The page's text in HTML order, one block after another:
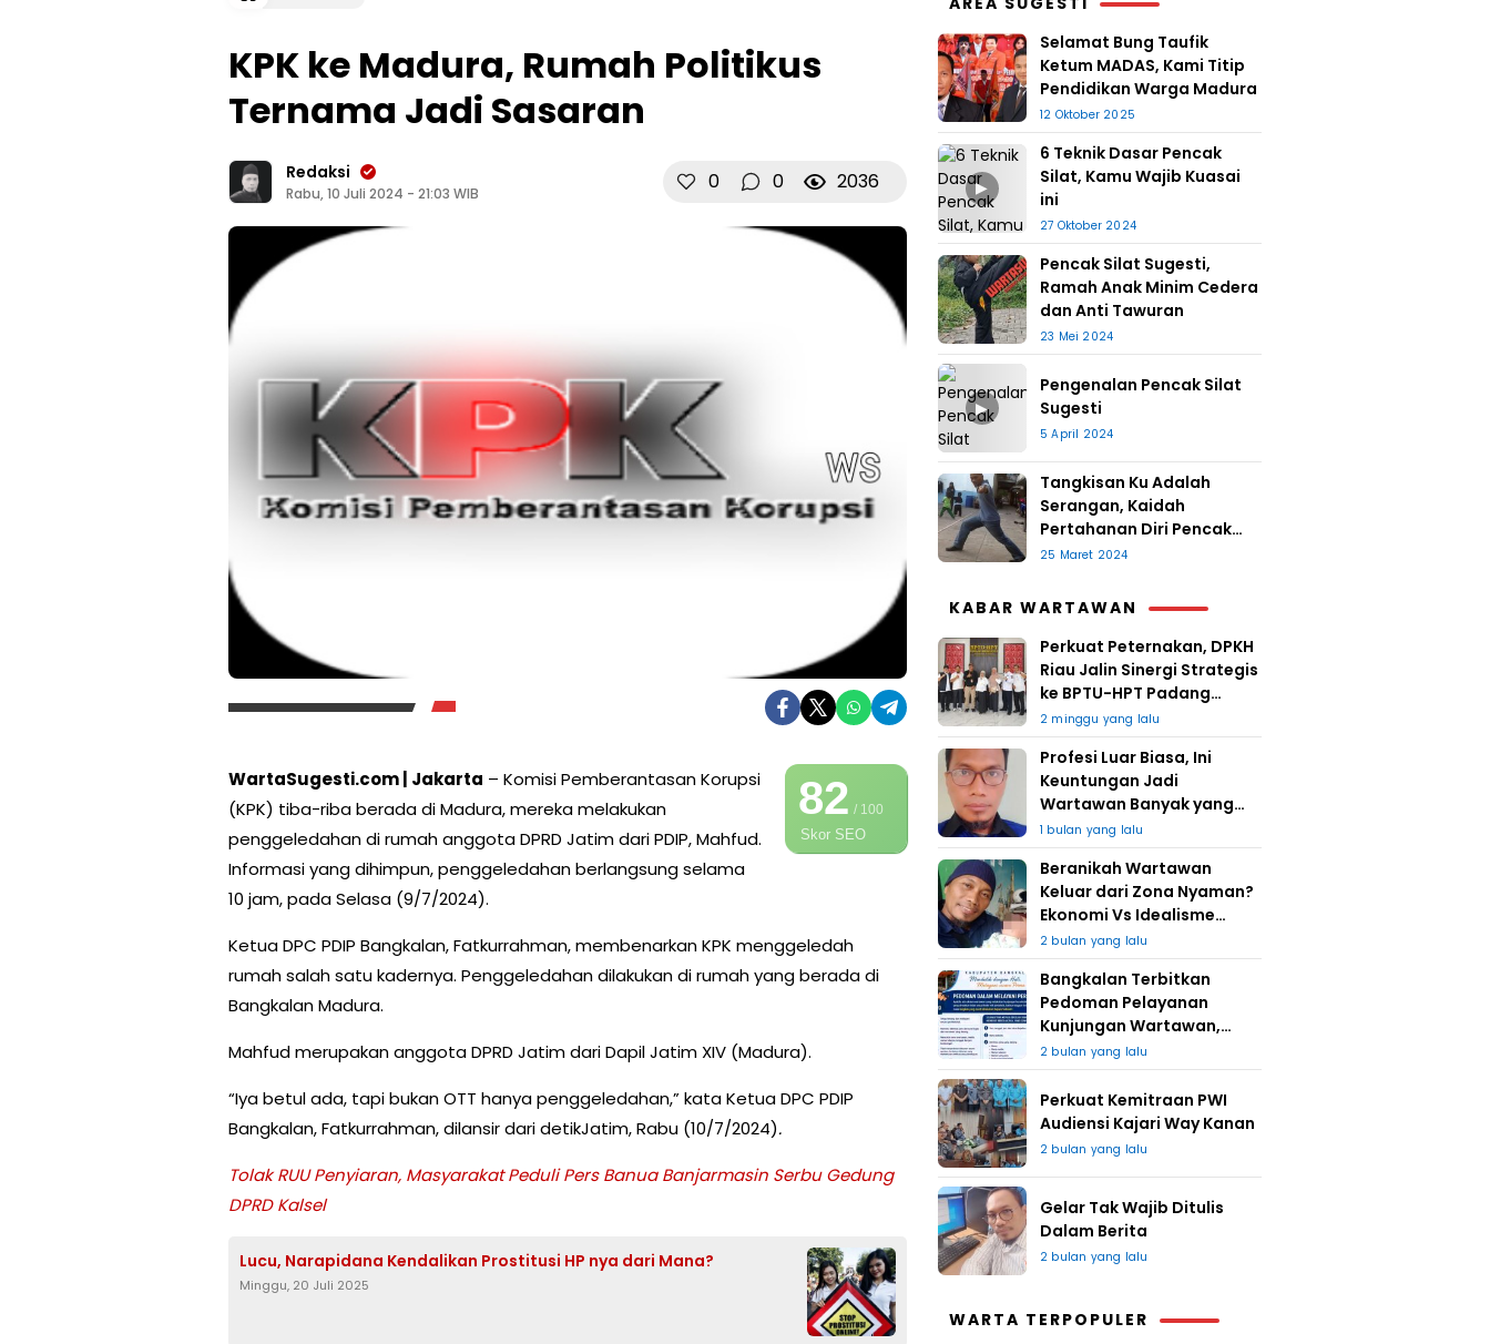
KPK ke Madura, Rumah Politikus
Ternama Jadi Sasaran
Redaksi
Rabu, 10 Juli 2024 - 21:03 WIB 0 0 2036
82/ 100
Skor SEO
WartaSugesti.com | Jakarta – Komisi Pemberantasan Korupsi
(KPK) tiba-riba berada di Madura, mereka melakukan
penggeledahan di rumah anggota DPRD Jatim dari PDIP, Mahfud.
Informasi yang dihimpun, penggeledahan berlangsung selama
10 jam, pada Selasa (9/7/2024).
Ketua DPC PDIP Bangkalan, Fatkurrahman, membenarkan KPK menggeledah
rumah salah satu kadernya. Penggeledahan dilakukan di rumah yang berada di
Bangkalan Madura.
Mahfud merupakan anggota DPRD Jatim dari Dapil Jatim XIV (Madura).
“Iya betul ada, tapi bukan OTT hanya penggeledahan,” kata Ketua DPC PDIP
Bangkalan, Fatkurrahman, dilansir dari detikJatim, Rabu (10/7/2024).
Tolak RUU Penyiaran, Masyarakat Peduli Pers Banua Banjarmasin Serbu Gedung
DPRD Kalsel
Lucu, Narapidana Kendalikan Prostitusi HP nya dari Mana?
Minggu, 20 Juli 2025
Selamat Bung Taufik
Ketum MADAS, Kami Titip
Pendidikan Warga Madura
12 Oktober 2025
▶
6 Teknik Dasar Pencak
Silat, Kamu Wajib Kuasai
ini
27 Oktober 2024
Pencak Silat Sugesti,
Ramah Anak Minim Cedera
dan Anti Tawuran
23 Mei 2024
▶
Pengenalan Pencak Silat
Sugesti
5 April 2024
Tangkisan Ku Adalah
Serangan, Kaidah
Pertahanan Diri Pencak
Sugesti
25 Maret 2024
KABAR WARTAWAN
Perkuat Peternakan, DPKH
Riau Jalin Sinergi Strategis
ke BPTU-HPT Padang
Mengatas
2 minggu yang lalu
Profesi Luar Biasa, Ini
Keuntungan Jadi
Wartawan Banyak yang
Takut
1 bulan yang lalu
Beranikah Wartawan
Keluar dari Zona Nyaman?
Ekonomi Vs Idealisme
Jurnalistik
2 bulan yang lalu
Bangkalan Terbitkan
Pedoman Pelayanan
Kunjungan Wartawan,
Redaksi : Bagus Jangan
Lari
2 bulan yang lalu
Perkuat Kemitraan PWI
Audiensi Kajari Way Kanan
2 bulan yang lalu
Gelar Tak Wajib Ditulis
Dalam Berita
2 bulan yang lalu
WARTA TERPOPULER